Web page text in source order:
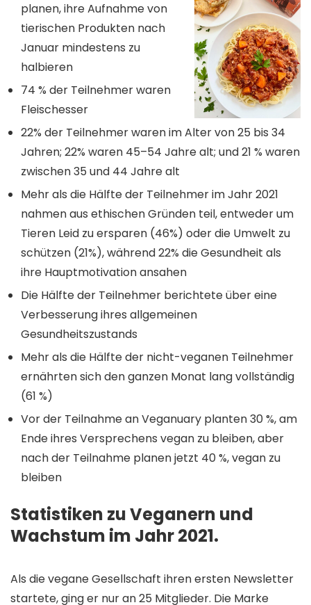
planen, ihre Aufnahme von
tierischen Produkten nach
Januar mindestens zu
halbieren
74 % der Teilnehmer waren
Fleischesser
22% der Teilnehmer waren im Alter von 25 bis 34
Jahren; 22% waren 45–54 Jahre alt; und 21 % waren
zwischen 35 und 44 Jahre alt
Mehr als die Hälfte der Teilnehmer im Jahr 2021
nahmen aus ethischen Gründen teil, entweder um
Tieren Leid zu ersparen (46%) oder die Umwelt zu
schützen (21%), während 22% die Gesundheit als
ihre Hauptmotivation ansahen
Die Hälfte der Teilnehmer berichtete über eine
Verbesserung ihres allgemeinen
Gesundheitszustands
Mehr als die Hälfte der nicht-veganen Teilnehmer
ernährten sich den ganzen Monat lang vollständig
(61 %)
Vor der Teilnahme an Veganuary planten 30 %, am
Ende ihres Versprechens vegan zu bleiben, aber
nach der Teilnahme planen jetzt 40 %, vegan zu
bleiben
Statistiken zu Veganern und
Wachstum im Jahr 2021.
Als die vegane Gesellschaft ihren ersten Newsletter
startete, ging er nur an 25 Mitglieder. Die Marke